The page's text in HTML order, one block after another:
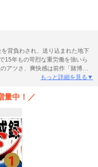
背負わされ、送り込まれた地下
15年もの苛烈な重労働を強いら
アツさ、爽快感は前作「賭博黙
みせる、アツい福本節も随所に健
キンキンに冷えてやがるっ…!
もっと詳細を見る▼
量中！／